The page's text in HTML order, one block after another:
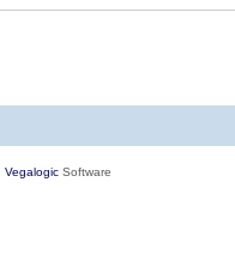
Vegalogic Software